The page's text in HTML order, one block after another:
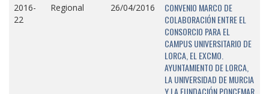
2016-
22
Regional 26/04/2016
CONVENIO MARCO DE
COLABORACIÓN ENTRE EL
CONSORCIO PARA EL
CAMPUS UNIVERSITARIO DE
LORCA, EL EXCMO.
AYUNTAMIENTO DE LORCA,
LA UNIVERSIDAD DE MURCIA
Y LA FUNDACIÓN PONCEMAR